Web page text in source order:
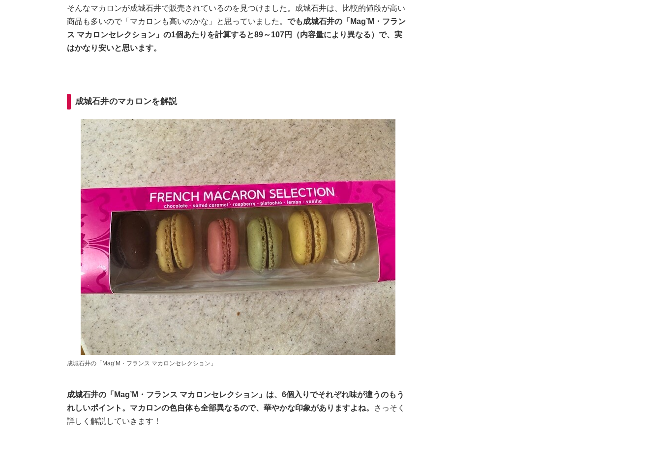
そんなマカロンが成城石井で販売されているのを見つけました。成城石井は、比較的値段が高い
商品も多いので「マカロンも高いのかな」と思っていました。 でも成城石井の「Mag’M・フラン
ス マカロンセレクション」の1個あたりを計算すると89～107円（内容量により異なる）で、実
はかなり安いと思います。
成城石井のマカロンを解説
成城石井の「Mag’M・フランス マカロンセレクション」
成城石井の「Mag’M・フランス マカロンセレクション」は、6個入りでそれぞれ味が違うのもう
れしいポイント。マカロンの色自体も全部異なるので、華やかな印象がありますよね。
さっそく
詳しく解説していきます！